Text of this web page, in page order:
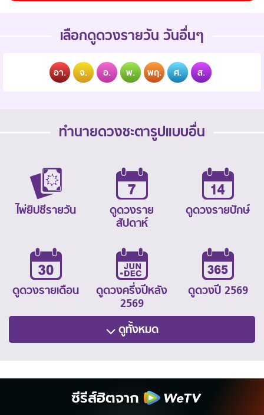
เลือกดูดวงรายวัน วันอื่นๆ
อา. จ. อ. พ. พฤ. ศ. ส.
ทำนายดวงชะตารูปแบบอื่น
ไพ่ยิปซีรายวัน
ดูดวงราย
สัปดาห์
ดูดวงรายปักษ์
ดูดวงรายเดือน
ดูดวงครึ่งปีหลัง
2569
ดูดวงปี 2569
ดูทั้งหมด
ซีรีส์ฮิตจาก